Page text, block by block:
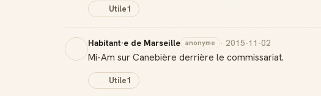
Utile1
Habitant·e de Marseille anonyme · 2015-11-02
Mi-Am sur Canebière derrière le commissariat.
Utile1